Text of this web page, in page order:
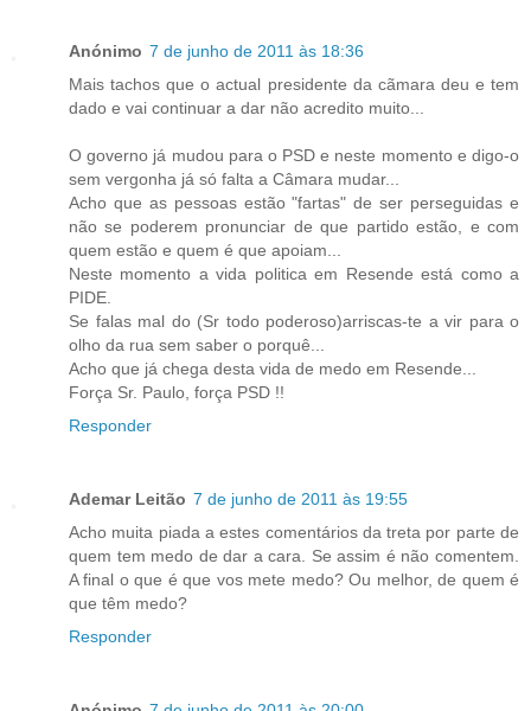
Anónimo 7 de junho de 2011 às 18:36
Mais tachos que o actual presidente da cãmara deu e tem
dado e vai continuar a dar não acredito muito...
O governo já mudou para o PSD e neste momento e digo-o
sem vergonha já só falta a Câmara mudar...
Acho que as pessoas estão "fartas" de ser perseguidas e
não se poderem pronunciar de que partido estão, e com
quem estão e quem é que apoiam...
Neste momento a vida politica em Resende está como a
PIDE.
Se falas mal do (Sr todo poderoso)arriscas-te a vir para o
olho da rua sem saber o porquê...
Acho que já chega desta vida de medo em Resende...
Força Sr. Paulo, força PSD !!
Responder
Ademar Leitão 7 de junho de 2011 às 19:55
Acho muita piada a estes comentários da treta por parte de
quem tem medo de dar a cara. Se assim é não comentem.
A final o que é que vos mete medo? Ou melhor, de quem é
que têm medo?
Responder